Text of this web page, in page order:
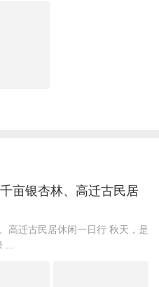
亩银杏林、高迁古民居
高迁古民居休闲一日行 秋天，是